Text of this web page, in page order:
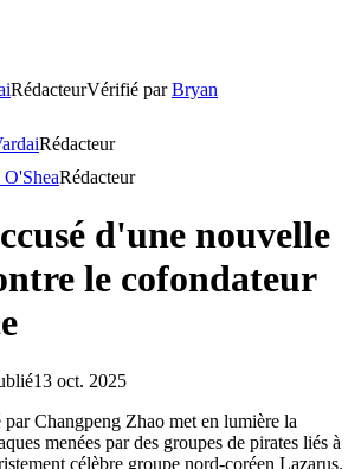
RédacteurVérifié parBryan
Rédacteur
Rédacteur
d'une nouvelle
le cofondateur
13 oct. 2025
par Changpeng Zhao met en lumière la
menées par des groupes de pirates liés à
célèbre groupe nord-coréen Lazarus.